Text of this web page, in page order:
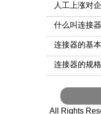
人工上涨对
什么叫连接器
连接器的基
连接器的规
All Rights